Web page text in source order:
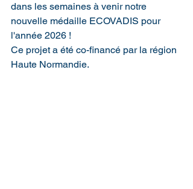
dans les semaines à venir notre
nouvelle médaille ECOVADIS pour
l'année 2026 !
Ce projet a été co-financé par la région
Haute Normandie.